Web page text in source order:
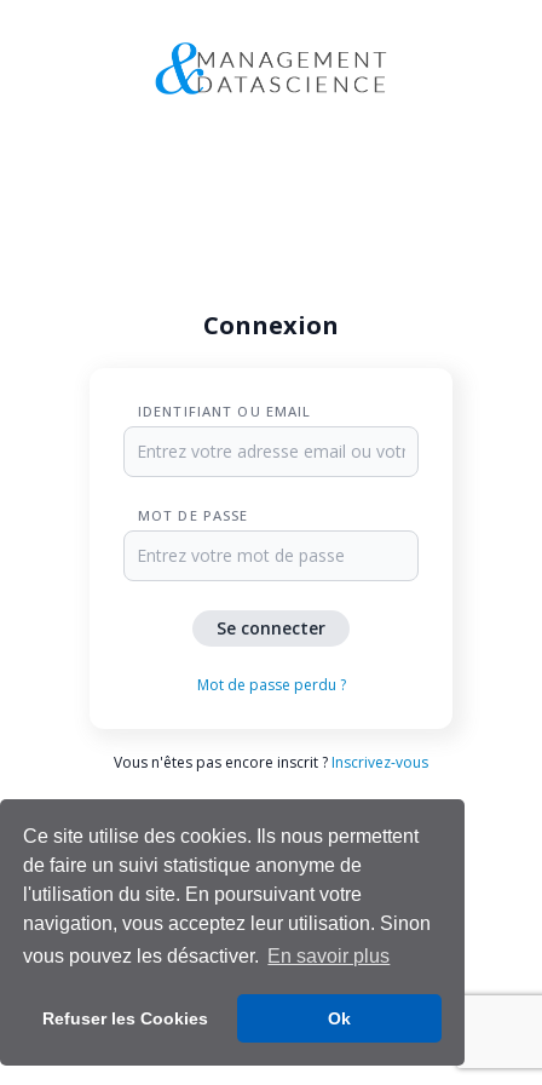
Ce site utilise des cookies. Ils nous permettent
de faire un suivi statistique anonyme de
l'utilisation du site. En poursuivant votre
navigation, vous acceptez leur utilisation. Sinon
vous pouvez les désactiver. En savoir plus
Refuser les Cookies Ok
Connexion
IDENTIFIANT OU EMAIL
MOT DE PASSE
Mot de passe perdu ?
Vous n'êtes pas encore inscrit ? Inscrivez-vous